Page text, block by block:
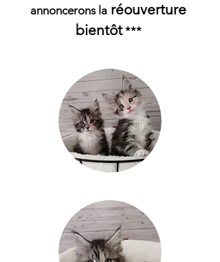
annoncerons la réouverture
bientôt***